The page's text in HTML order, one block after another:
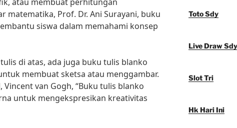
matematika, Prof. Dr. Ani Surayani, buku
siswa dalam memahami konsep
di atas, ada juga buku tulis blanko
membuat sketsa atau menggambar.
van Gogh, “Buku tulis blanko
untuk mengekspresikan kreativitas
Toto Sdy
Live Draw Sdy
Slot Tri
Hk Hari Ini